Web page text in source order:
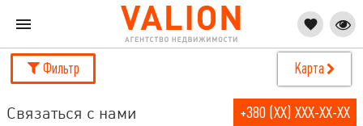
Фильтр Карта
Связаться с нами +380 (XX) XXX-XX-XX